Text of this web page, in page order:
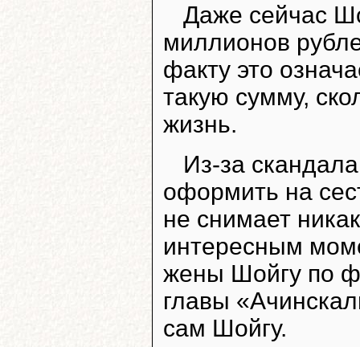
Даже сейчас
миллионов
факту это
такую сумму,
жизнь.
Из-за
оформить на
не снимает
интересным
жены Шойгу по
главы
сам Шойгу.